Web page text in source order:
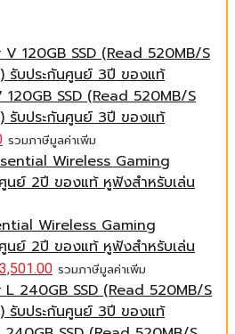
SSD (Read 520MB/S
รับประกันศูนย์ 3ปี ของแท้
รวมภาษีมูลค่าเพิ่ม
Wireless Gaming
นย์ 2ปี ของแท้ หูฟังสำหรับเล่น
3,501.00 รวมภาษีมูลค่าเพิ่ม